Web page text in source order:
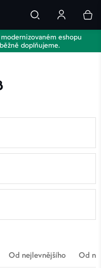
eshopu
doplňujeme.
Od nejlevnějšího Od